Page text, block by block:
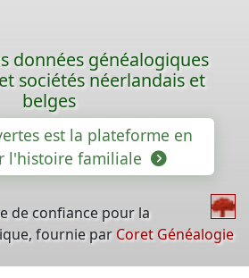
données généalogiques
sociétés néerlandais et
belges
est la plateforme en
l'histoire familiale
de confiance pour la
fournie par Coret Généalogie